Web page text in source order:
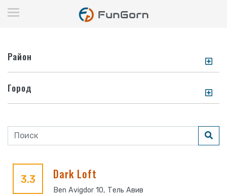
Район
Город
3.3 Dark Loft
Ben Avigdor 10, Тель Авив